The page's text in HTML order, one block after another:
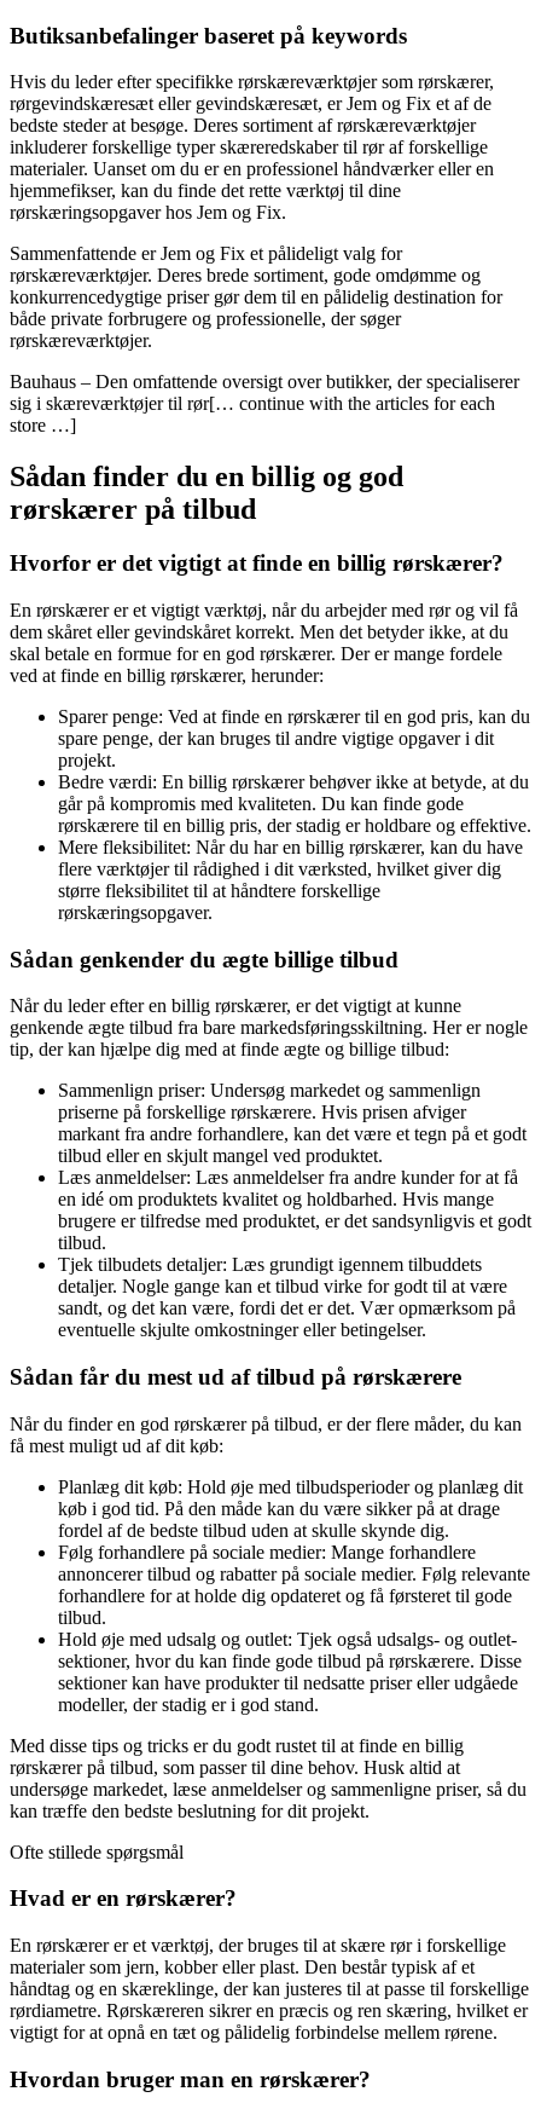
Butiksanbefalinger baseret på keywords
Hvis du leder efter specifikke rørskæreværktøjer som rørskærer,
rørgevindskæresæt eller gevindskæresæt, er Jem og Fix et af de
bedste steder at besøge. Deres sortiment af rørskæreværktøjer
inkluderer forskellige typer skæreredskaber til rør af forskellige
materialer. Uanset om du er en professionel håndværker eller en
hjemmefikser, kan du finde det rette værktøj til dine
rørskæringsopgaver hos Jem og Fix.
Sammenfattende er Jem og Fix et pålideligt valg for
rørskæreværktøjer. Deres brede sortiment, gode omdømme og
konkurrencedygtige priser gør dem til en pålidelig destination for
både private forbrugere og professionelle, der søger
rørskæreværktøjer.
Bauhaus – Den omfattende oversigt over butikker, der specialiserer
sig i skæreværktøjer til rør[… continue with the articles for each
store …]
Sådan finder du en billig og god
rørskærer på tilbud
Hvorfor er det vigtigt at finde en billig rørskærer?
En rørskærer er et vigtigt værktøj, når du arbejder med rør og vil få
dem skåret eller gevindskåret korrekt. Men det betyder ikke, at du
skal betale en formue for en god rørskærer. Der er mange fordele
ved at finde en billig rørskærer, herunder:
Sparer penge: Ved at finde en rørskærer til en god pris, kan du
spare penge, der kan bruges til andre vigtige opgaver i dit
projekt.
Bedre værdi: En billig rørskærer behøver ikke at betyde, at du
går på kompromis med kvaliteten. Du kan finde gode
rørskærere til en billig pris, der stadig er holdbare og effektive.
Mere fleksibilitet: Når du har en billig rørskærer, kan du have
flere værktøjer til rådighed i dit værksted, hvilket giver dig
større fleksibilitet til at håndtere forskellige
rørskæringsopgaver.
Sådan genkender du ægte billige tilbud
Når du leder efter en billig rørskærer, er det vigtigt at kunne
genkende ægte tilbud fra bare markedsføringsskiltning. Her er nogle
tip, der kan hjælpe dig med at finde ægte og billige tilbud:
Sammenlign priser: Undersøg markedet og sammenlign
priserne på forskellige rørskærere. Hvis prisen afviger
markant fra andre forhandlere, kan det være et tegn på et godt
tilbud eller en skjult mangel ved produktet.
Læs anmeldelser: Læs anmeldelser fra andre kunder for at få
en idé om produktets kvalitet og holdbarhed. Hvis mange
brugere er tilfredse med produktet, er det sandsynligvis et godt
tilbud.
Tjek tilbudets detaljer: Læs grundigt igennem tilbuddets
detaljer. Nogle gange kan et tilbud virke for godt til at være
sandt, og det kan være, fordi det er det. Vær opmærksom på
eventuelle skjulte omkostninger eller betingelser.
Sådan får du mest ud af tilbud på rørskærere
Når du finder en god rørskærer på tilbud, er der flere måder, du kan
få mest muligt ud af dit køb:
Planlæg dit køb: Hold øje med tilbudsperioder og planlæg dit
køb i god tid. På den måde kan du være sikker på at drage
fordel af de bedste tilbud uden at skulle skynde dig.
Følg forhandlere på sociale medier: Mange forhandlere
annoncerer tilbud og rabatter på sociale medier. Følg relevante
forhandlere for at holde dig opdateret og få førsteret til gode
tilbud.
Hold øje med udsalg og outlet: Tjek også udsalgs- og outlet-
sektioner, hvor du kan finde gode tilbud på rørskærere. Disse
sektioner kan have produkter til nedsatte priser eller udgåede
modeller, der stadig er i god stand.
Med disse tips og tricks er du godt rustet til at finde en billig
rørskærer på tilbud, som passer til dine behov. Husk altid at
undersøge markedet, læse anmeldelser og sammenligne priser, så du
kan træffe den bedste beslutning for dit projekt.
Ofte stillede spørgsmål
Hvad er en rørskærer?
En rørskærer er et værktøj, der bruges til at skære rør i forskellige
materialer som jern, kobber eller plast. Den består typisk af et
håndtag og en skæreklinge, der kan justeres til at passe til forskellige
rørdiametre. Rørskæreren sikrer en præcis og ren skæring, hvilket er
vigtigt for at opnå en tæt og pålidelig forbindelse mellem rørene.
Hvordan bruger man en rørskærer?